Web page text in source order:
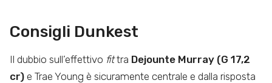
Consigli Dunkest
Il dubbio sull’effettivo fittra Dejounte Murray (G 17,2
cr) e Trae Young è sicuramente centrale e dalla risposta